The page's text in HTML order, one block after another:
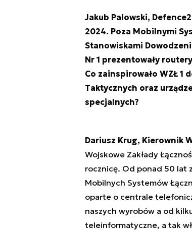
Jakub Palowski,
2024. Poza Mobilnymi
Stanowiskami
Nr 1 prezentowały
Co zainspirowało WZŁ 1
Taktycznych oraz
specjalnych?
Dariusz Krug, Kierownik
Wojskowe Zakłady
rocznicę. Od ponad 50 lat
Mobilnych Systemów
oparte o centrale
naszych wyrobów a od
teleinformatyczne, a tak